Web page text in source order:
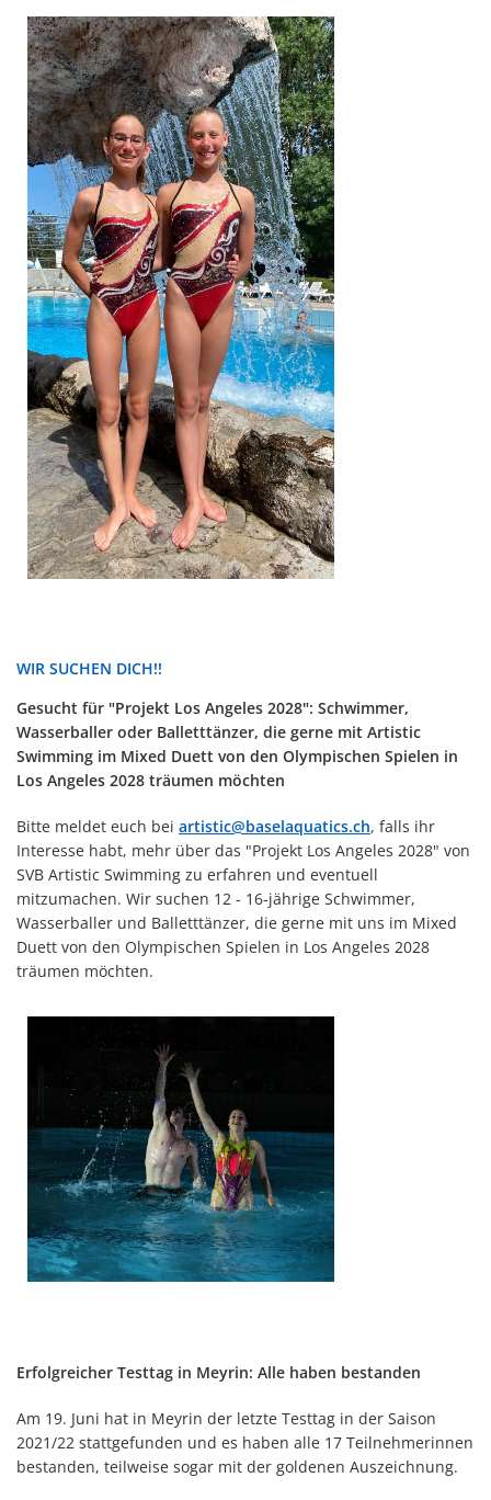
WIR SUCHEN DICH!!
Gesucht für "Projekt Los Angeles 2028": Schwimmer,
Wasserballer oder Balletttänzer, die gerne mit Artistic
Swimming im Mixed Duett von den Olympischen Spielen in
Los Angeles 2028 träumen möchten
Bitte meldet euch bei artistic@baselaquatics.ch, falls ihr
Interesse habt, mehr über das "Projekt Los Angeles 2028" von
SVB Artistic Swimming zu erfahren und eventuell
mitzumachen. Wir suchen 12 - 16-jährige Schwimmer,
Wasserballer und Balletttänzer, die gerne mit uns im Mixed
Duett von den Olympischen Spielen in Los Angeles 2028
träumen möchten.
Erfolgreicher Testtag in Meyrin: Alle haben bestanden
Am 19. Juni hat in Meyrin der letzte Testtag in der Saison
2021/22 stattgefunden und es haben alle 17 Teilnehmerinnen
bestanden, teilweise sogar mit der goldenen Auszeichnung.